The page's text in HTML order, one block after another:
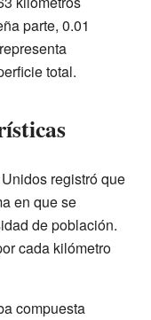
parte, 0.01
total.
registró que
en que se
de población.
cada kilómetro
compuesta